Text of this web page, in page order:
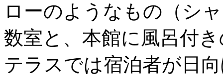
ローのようなもの（シ
数室と、本館に風呂付
テラスでは宿泊者が日